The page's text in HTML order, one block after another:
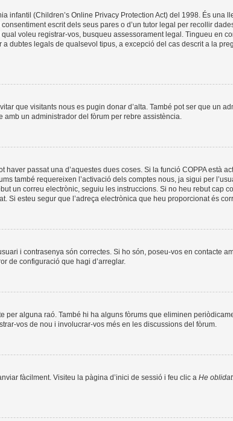
infantil (Children’s Online Privacy Protection Act) del 1998. És una
escrit dels seus pares o d’un tutor legal per recollir
voleu registrar-vos, busqueu assessorament legal. Tingueu en
dubtes legals de qualsevol tipus, a excepció del cas descrit a la
que visitants nous es pugin donar d’alta. També pot ser que un
un administrador del fòrum per rebre assistència.
haver passat una d’aquestes dues coses. Si la funció COPPA està
també requereixen l’activació dels comptes nous, ja sigui per
un correu electrònic, seguiu les instruccions. Si no heu rebut cap
Si esteu segur que l’adreça electrònica que heu proporcionat és
i contrasenya són correctes. Si ho són, poseu-vos en contacte
de configuració que hagi d’arreglar.
alguna raó. També hi ha alguns fòrums que eliminen
vos de nou i involucrar-vos més en les discussions del fòrum.
fàcilment. Visiteu la pàgina d’inici de sessió i feu clic a He